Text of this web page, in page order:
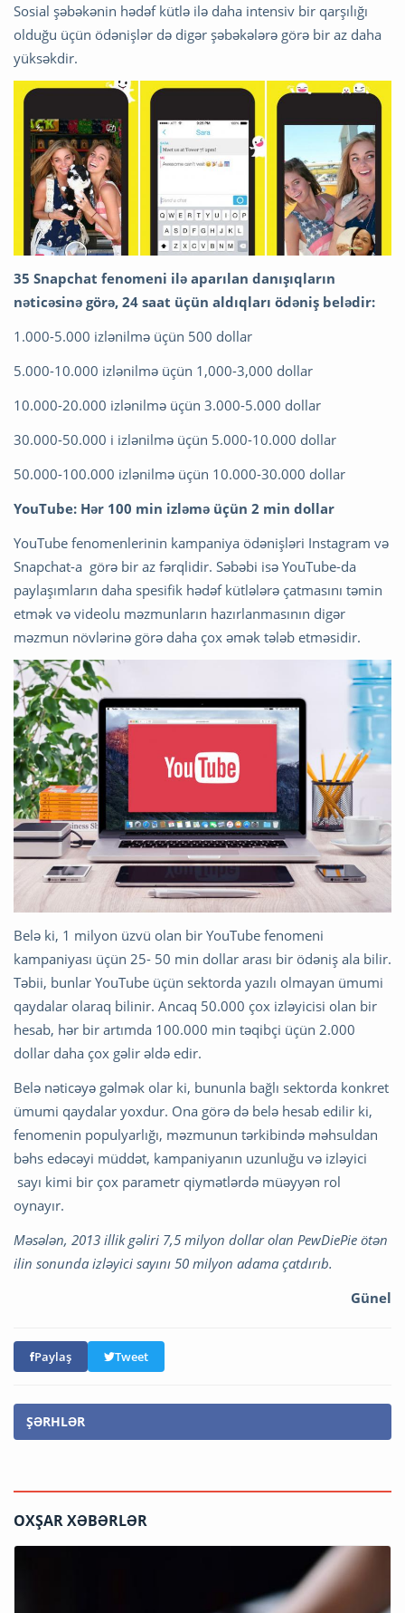
Sosial şəbəkənin hədəf kütlə ilə daha intensiv bir qarşılığı
olduğu üçün ödənişlər də digər şəbəkələrə görə bir az daha
yüksəkdir.
35 Snapchat fenomeni ilə aparılan danışıqların
nəticəsinə görə, 24 saat üçün aldıqları ödəniş belədir:
1.000-5.000 izlənilmə üçün 500 dollar
5.000-10.000 izlənilmə üçün 1,000-3,000 dollar
10.000-20.000 izlənilmə üçün 3.000-5.000 dollar
30.000-50.000 i izlənilmə üçün 5.000-10.000 dollar
50.000-100.000 izlənilmə üçün 10.000-30.000 dollar
YouTube: Hər 100 min izləmə üçün 2 min dollar
YouTube fenomenlerinin kampaniya ödənişləri Instagram və
Snapchat-a görə bir az fərqlidir. Səbəbi isə YouTube-da
paylaşımların daha spesifik hədəf kütlələrə çatmasını təmin
etmək və videolu məzmunların hazırlanmasının digər
məzmun növlərinə görə daha çox əmək tələb etməsidir.
Belə ki, 1 milyon üzvü olan bir YouTube fenomeni
kampaniyası üçün 25- 50 min dollar arası bir ödəniş ala bilir.
Təbii, bunlar YouTube üçün sektorda yazılı olmayan ümumi
qaydalar olaraq bilinir. Ancaq 50.000 çox izləyicisi olan bir
hesab, hər bir artımda 100.000 min təqibçi üçün 2.000
dollar daha çox gəlir əldə edir.
Belə nəticəyə gəlmək olar ki, bununla bağlı sektorda konkret
ümumi qaydalar yoxdur. Ona görə də belə hesab edilir ki,
fenomenin populyarlığı, məzmunun tərkibində məhsuldan
bəhs edəcəyi müddət, kampaniyanın uzunluğu və izləyici
sayı kimi bir çox parametr qiymətlərdə müəyyən rol
oynayır.
Məsələn, 2013 illik gəliri 7,5 milyon dollar olan PewDiePie ötən
ilin sonunda izləyici sayını 50 milyon adama çatdırıb.
Günel
Paylaş Tweet
ŞƏRHLƏR
OXŞAR XƏBƏRLƏR